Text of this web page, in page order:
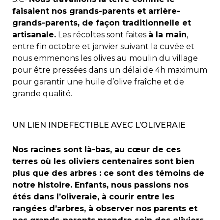
faisaient nos grands-parents et arrière-
grands-parents, de façon traditionnelle et
artisanale. Les récoltes sont faites à la main,
entre fin octobre et janvier suivant la cuvée et
nous emmenons les olives au moulin du village
pour être pressées dans un délai de 4h maximum
pour garantir une huile d’olive fraîche et de
grande qualité.
UN LIEN INDEFECTIBLE AVEC L’OLIVERAIE
Nos racines sont là-bas, au cœur de ces
terres où les oliviers centenaires sont bien
plus que des arbres : ce sont des témoins de
notre histoire. Enfants, nous passions nos
étés dans l’oliveraie, à courir entre les
rangées d’arbres, à observer nos parents et